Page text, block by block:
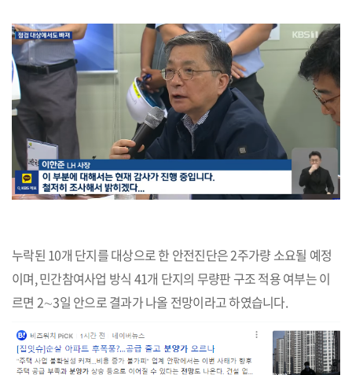
누락된 10개 단지를 대상으로 한 안전진단은 2주가량 소요될 예정
이며, 민간참여사업 방식 41개 단지의 무량판 구조 적용 여부는 이
르면 2∼3일 안으로 결과가 나올 전망이라고 하였습니다.